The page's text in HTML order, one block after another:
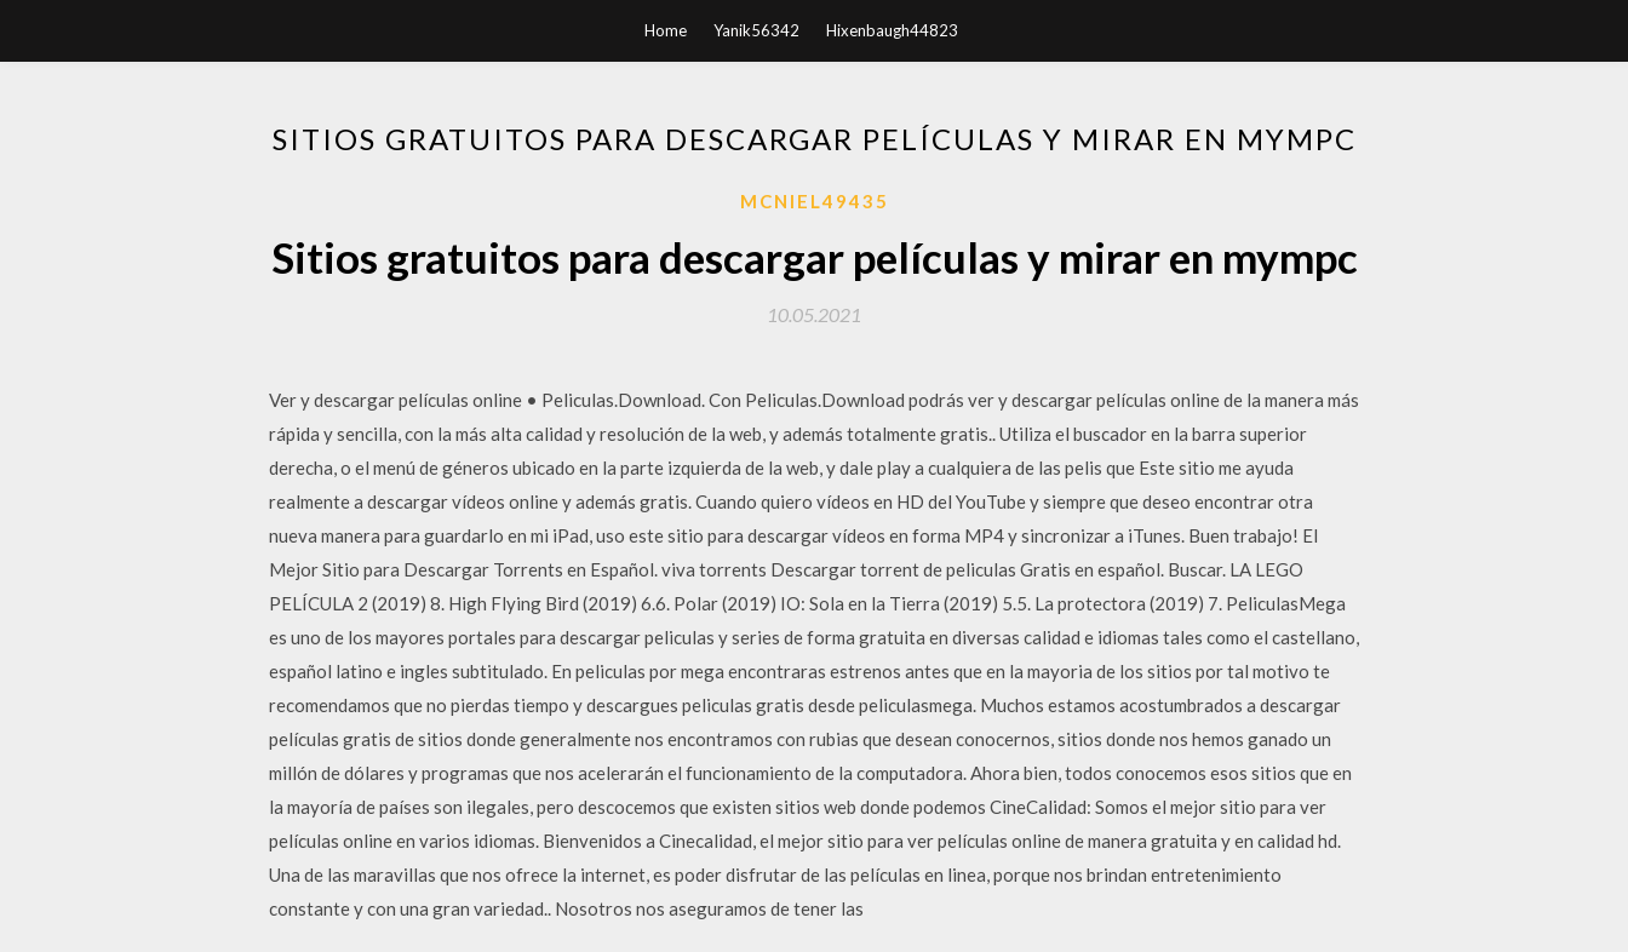
Home Yanik56342 Hixenbaugh44823
SITIOS GRATUITOS PARA DESCARGAR PELÍCULAS Y MIRAR EN MYMPC
MCNIEL49435
Sitios gratuitos para descargar películas y mirar en mympc
10.05.2021
Ver y descargar películas online • Peliculas.Download. Con Peliculas.Download podrás ver y descargar películas online de la manera más
rápida y sencilla, con la más alta calidad y resolución de la web, y además totalmente gratis.. Utiliza el buscador en la barra superior
derecha, o el menú de géneros ubicado en la parte izquierda de la web, y dale play a cualquiera de las pelis que Este sitio me ayuda
realmente a descargar vídeos online y además gratis. Cuando quiero vídeos en HD del YouTube y siempre que deseo encontrar otra
nueva manera para guardarlo en mi iPad, uso este sitio para descargar vídeos en forma MP4 y sincronizar a iTunes. Buen trabajo! El
Mejor Sitio para Descargar Torrents en Español. viva torrents Descargar torrent de peliculas Gratis en español. Buscar. LA LEGO
PELÍCULA 2 (2019) 8. High Flying Bird (2019) 6.6. Polar (2019) IO: Sola en la Tierra (2019) 5.5. La protectora (2019) 7. PeliculasMega
es uno de los mayores portales para descargar peliculas y series de forma gratuita en diversas calidad e idiomas tales como el castellano,
español latino e ingles subtitulado. En peliculas por mega encontraras estrenos antes que en la mayoria de los sitios por tal motivo te
recomendamos que no pierdas tiempo y descargues peliculas gratis desde peliculasmega. Muchos estamos acostumbrados a descargar
películas gratis de sitios donde generalmente nos encontramos con rubias que desean conocernos, sitios donde nos hemos ganado un
millón de dólares y programas que nos acelerarán el funcionamiento de la computadora. Ahora bien, todos conocemos esos sitios que en
la mayoría de países son ilegales, pero descocemos que existen sitios web donde podemos CineCalidad: Somos el mejor sitio para ver
películas online en varios idiomas. Bienvenidos a Cinecalidad, el mejor sitio para ver películas online de manera gratuita y en calidad hd.
Una de las maravillas que nos ofrece la internet, es poder disfrutar de las películas en linea, porque nos brindan entretenimiento
constante y con una gran variedad.. Nosotros nos aseguramos de tener las